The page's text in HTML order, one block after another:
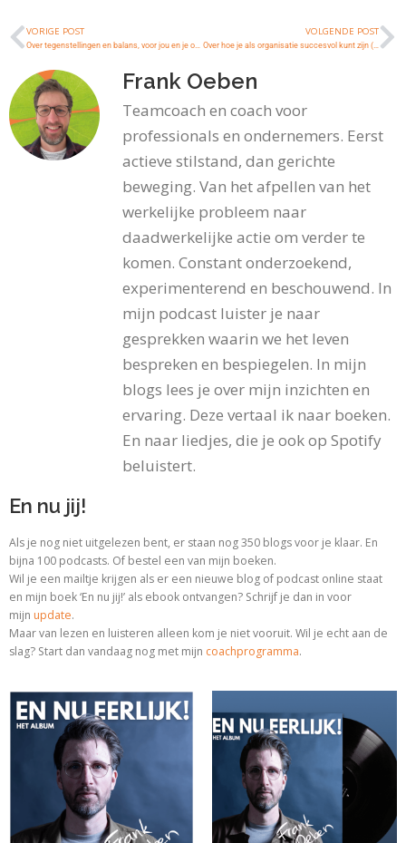
VORIGE POST
Over tegenstellingen en balans, voor jou en je organisatie
VOLGENDE POST
Over hoe je als organisatie succesvol kunt zijn (met hulp van een beetje pixie dust)
Frank Oeben
Teamcoach en coach voor
professionals en ondernemers. Eerst
actieve stilstand, dan gerichte
beweging. Van het afpellen van het
werkelijke probleem naar
daadwerkelijke actie om verder te
komen. Constant onderzoekend,
experimenterend en beschouwend. In
mijn podcast luister je naar
gesprekken waarin we het leven
bespreken en bespiegelen. In mijn
blogs lees je over mijn inzichten en
ervaring. Deze vertaal ik naar boeken.
En naar liedjes, die je ook op Spotify
beluistert.
En nu jij!
Als je nog niet uitgelezen bent, er staan nog 350 blogs voor je klaar. En
bijna 100 podcasts. Of bestel een van mijn boeken.
Wil je een mailtje krijgen als er een nieuwe blog of podcast online staat
en mijn boek ‘En nu jij!’ als ebook ontvangen? Schrijf je dan in voor
mijn update.
Maar van lezen en luisteren alleen kom je niet vooruit. Wil je echt aan de
slag? Start dan vandaag nog met mijn coachprogramma.